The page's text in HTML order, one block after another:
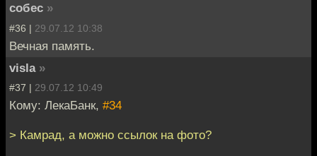
собес »
#36 | 29.07.12 10:38
Вечная память.
visla »
#37 | 29.07.12 10:49
Кому: ЛекаБанк, #34
> Камрад, а можно ссылок на фото?